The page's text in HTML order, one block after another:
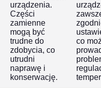
urządzenia.
Części
zamienne
mogą być
trudne do
zdobycia, co
utrudni
naprawę i
konserwację.
co